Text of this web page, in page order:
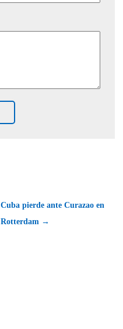
Cuba pierde ante Curazao en
Rotterdam →